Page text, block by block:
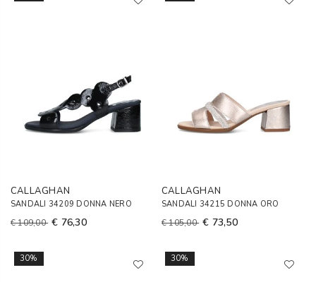
CALLAGHAN
SANDALI 34209 DONNA NERO
€ 109,00 € 76,30
CALLAGHAN
SANDALI 34215 DONNA ORO
€ 105,00 € 73,50
30% 30%